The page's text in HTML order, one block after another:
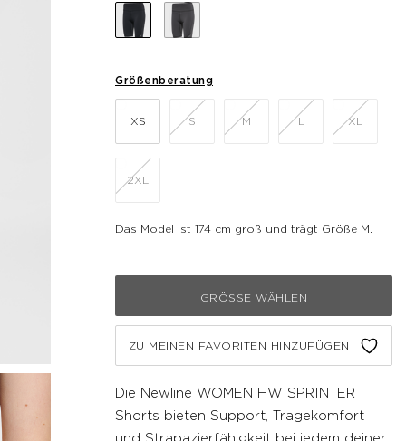
Größenberatung
XS S M L XL
2XL
Das Model ist 174 cm groß und trägt Größe M.
GRÖSSE WÄHLEN
ZU MEINEN FAVORITEN HINZUFÜGEN
Die Newline WOMEN HW SPRINTER
Shorts bieten Support, Tragekomfort